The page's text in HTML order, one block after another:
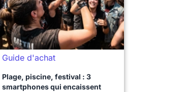
Guide d'achat
Plage, piscine, festival : 3
smartphones qui encaissent